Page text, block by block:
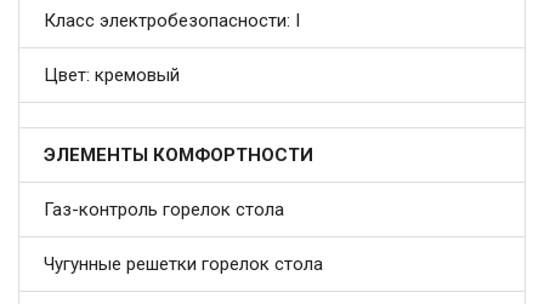
Класс электробезопасности: I
Цвет: кремовый
ЭЛЕМЕНТЫ КОМФОРТНОСТИ
Газ-контроль горелок стола
Чугунные решетки горелок стола